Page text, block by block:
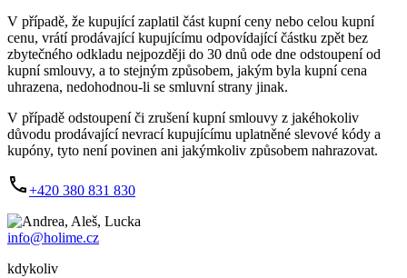
V případě, že kupující zaplatil část kupní ceny nebo celou kupní
cenu, vrátí prodávající kupujícímu odpovídající částku zpět bez
zbytečného odkladu nejpozději do 30 dnů ode dne odstoupení od
kupní smlouvy, a to stejným způsobem, jakým byla kupní cena
uhrazena, nedohodnou-li se smluvní strany jinak.
V případě odstoupení či zrušení kupní smlouvy z jakéhokoliv
důvodu prodávající nevrací kupujícímu uplatněné slevové kódy a
kupóny, tyto není povinen ani jakýmkoliv způsobem nahrazovat.
+420 380 831 830
info@holime.cz
kdykoliv